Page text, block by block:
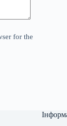
for the